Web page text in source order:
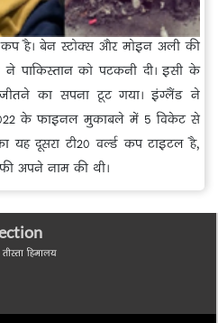
कप है। बेन स्टोक्स और मोइन अली की
पाकिस्तान को पटकनी दी। इसी के
का सपना टूट गया। इंग्लैंड ने
के फाइनल मुकाबले में 5 विकेट से
यह दूसरा टी20 वर्ल्ड कप टाइटल है,
अपने नाम की थी।
हिमालय